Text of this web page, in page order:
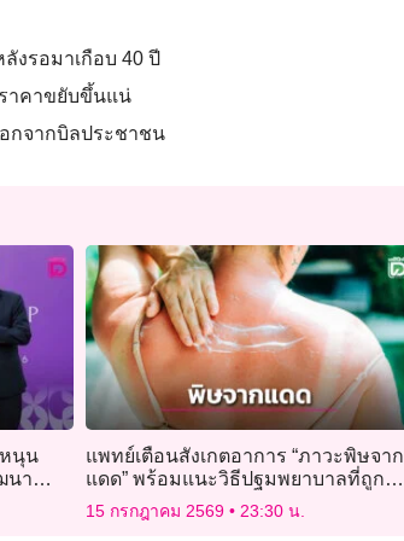
รอมาเกือบ 40 ปี
าคาขยับขึ้นแน่
กจากบิลประชาชน
หนุน
นา
แพทย์เตือนสังเกตอาการ “ภาวะพิษจาก
แดด” พร้อมแนะวิธีปฐมพยาบาลที่ถูก
ต้อง
15 กรกฎาคม 2569 23:30 น.